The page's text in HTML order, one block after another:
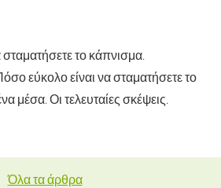
το κάπνισμα.
εύκολο είναι να σταματήσετε το
μέσα. Οι τελευταίες σκέψεις.
Όλα τα άρθρα